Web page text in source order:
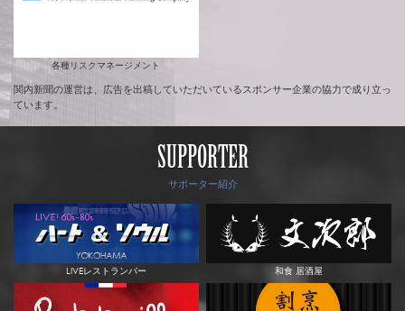
各種リスクマネージメント
関内新聞の運営は、広告を出稿していただいているスポンサー企業の協力で成り立っ
ています。
SUPPORTER
サポーター紹介
LIVEレストランバー 和食 居酒屋